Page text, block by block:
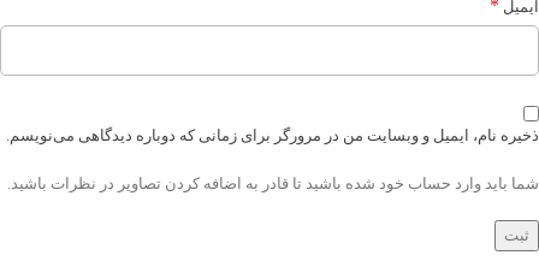
ایمیل *
ذخیره نام، ایمیل و وبسایت من در مرورگر برای زمانی که دوباره دیدگاهی می‌نویسم.
شما باید وارد حساب خود شده باشید تا قادر به اضافه کردن تصاویر در نظرات باشید.